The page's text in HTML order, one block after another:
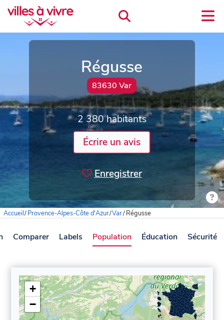
Régusse
83630 Var
2 380 habitants
Écrire un avis
Enregistrer
Accueil/Provence-Alpes-Côte d'Azur/Var/Régusse
Comparer Labels Population Éducation Sécurité
+
−